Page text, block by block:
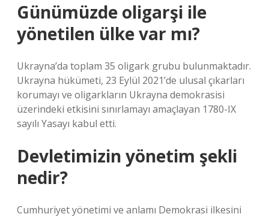
Günümüzde oligarşi ile
yönetilen ülke var mı?
Ukrayna’da toplam 35 oligark grubu bulunmaktadır.
Ukrayna hükümeti, 23 Eylül 2021’de ulusal çıkarları
korumayı ve oligarkların Ukrayna demokrasisi
üzerindeki etkisini sınırlamayı amaçlayan 1780-IX
sayılı Yasayı kabul etti.
Devletimizin yönetim şekli
nedir?
Cumhuriyet yönetimi ve anlamı Demokrasi ilkesini